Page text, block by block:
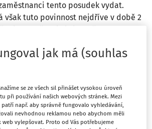
tento posudek vydat.
však tuto povinnost nejdříve v době 2
zaměstnávání zaměstnance.
pracovního posudku má každý
zaměstnanec zaměstnaný na základě
činnosti.
jak má (souhlas
se ze všech sil přinášet vysokou úroveň
při používání našich webových stránek. Mezi
např. aby správně fungovalo vyhledávání,
nevhodnou reklamou nebo abychom měli
vylepšovat. Proto od Vás potřebujeme